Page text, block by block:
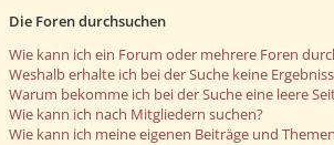
Die Foren durchsuchen
Wie kann ich ein Forum oder mehrere Foren
Weshalb erhalte ich bei der Suche keine
Warum bekomme ich bei der Suche eine leere
Wie kann ich nach Mitgliedern suchen?
Wie kann ich meine eigenen Beiträge und